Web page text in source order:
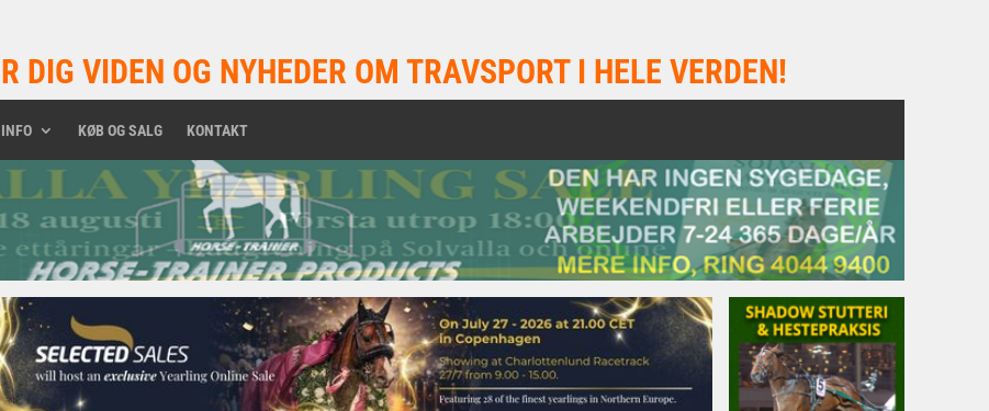
DIG VIDEN OG NYHEDER OM TRAVSPORT I HELE VERDEN!
KØB OG SALG KONTAKT